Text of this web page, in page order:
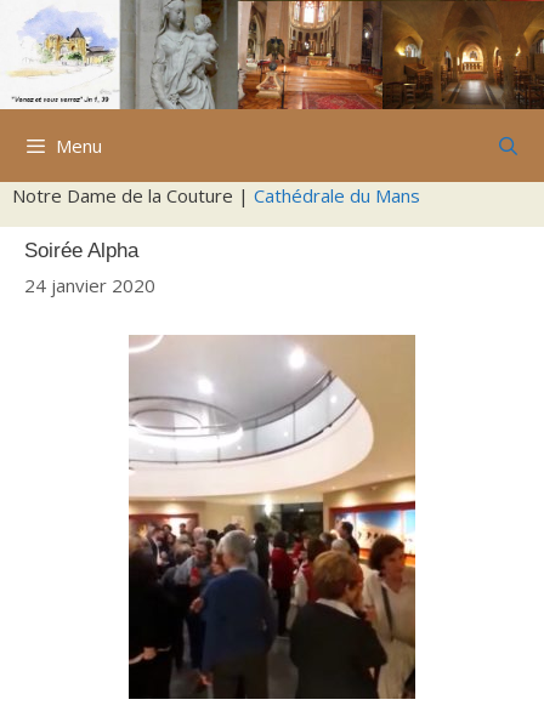
Aller
contenu
Menu
Notre Dame de la Couture | Cathédrale du Mans
Soirée Alpha
24 janvier 2020